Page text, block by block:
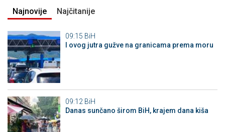
Najnovije Najčitanije
09:15 BiH
I ovog jutra gužve na granicama prema moru
09:12 BiH
Danas sunčano širom BiH, krajem dana kiša